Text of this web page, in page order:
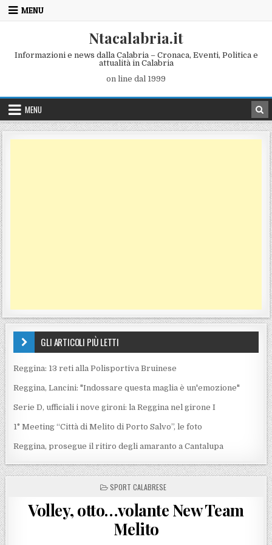
Skip to content
MENU
Ntacalabria.it
Informazioni e news dalla Calabria – Cronaca, Eventi, Politica e
attualità in Calabria
on line dal 1999
MENU
GLI ARTICOLI PIÙ LETTI
Reggina: 13 reti alla Polisportiva Bruinese
Reggina, Lancini: "Indossare questa maglia è un'emozione"
Serie D, ufficiali i nove gironi: la Reggina nel girone I
1° Meeting “Città di Melito di Porto Salvo”, le foto
Reggina, prosegue il ritiro degli amaranto a Cantalupa
POSTED IN
SPORT CALABRESE
Volley, otto…volante New Team
Melito